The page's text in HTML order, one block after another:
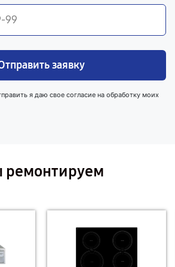
заявку
я даю свое согласие на обработку моих